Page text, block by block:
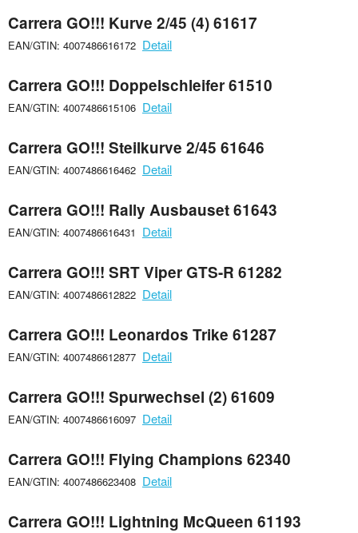
Carrera GO!!! Kurve 2/45 (4) 61617
EAN/GTIN: 4007486616172 Detail
Carrera GO!!! Doppelschleifer 61510
EAN/GTIN: 4007486615106 Detail
Carrera GO!!! Steilkurve 2/45 61646
EAN/GTIN: 4007486616462 Detail
Carrera GO!!! Rally Ausbauset 61643
EAN/GTIN: 4007486616431 Detail
Carrera GO!!! SRT Viper GTS-R 61282
EAN/GTIN: 4007486612822 Detail
Carrera GO!!! Leonardos Trike 61287
EAN/GTIN: 4007486612877 Detail
Carrera GO!!! Spurwechsel (2) 61609
EAN/GTIN: 4007486616097 Detail
Carrera GO!!! Flying Champions 62340
EAN/GTIN: 4007486623408 Detail
Carrera GO!!! Lightning McQueen 61193